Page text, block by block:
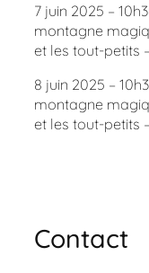
7 juin 2025 –
montagne
et les tout-petits
8 juin 2025 –
montagne
et les tout-petits
Contact